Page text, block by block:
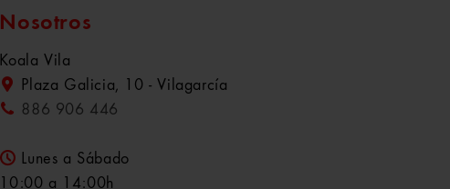
Nosotros
Koala Vila
Plaza Galicia, 10 - Vilagarcía
886 906 446
Lunes a Sábado
10:00 a 14:00h